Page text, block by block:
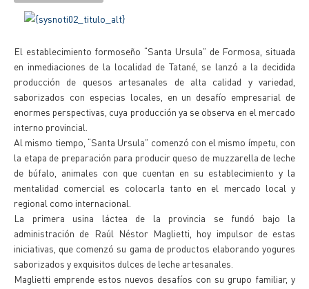
El establecimiento formoseño “Santa Ursula” de Formosa, situada
en inmediaciones de la localidad de Tatané, se lanzó a la decidida
producción de quesos artesanales de alta calidad y variedad,
saborizados con especias locales, en un desafío empresarial de
enormes perspectivas, cuya producción ya se observa en el mercado
interno provincial.
Al mismo tiempo, “Santa Ursula” comenzó con el mismo ímpetu, con
la etapa de preparación para producir queso de muzzarella de leche
de búfalo, animales con que cuentan en su establecimiento y la
mentalidad comercial es colocarla tanto en el mercado local y
regional como internacional.
La primera usina láctea de la provincia se fundó bajo la
administración de Raúl Néstor Maglietti, hoy impulsor de estas
iniciativas, que comenzó su gama de productos elaborando yogures
saborizados y exquisitos dulces de leche artesanales.
Maglietti emprende estos nuevos desafíos con su grupo familiar, y